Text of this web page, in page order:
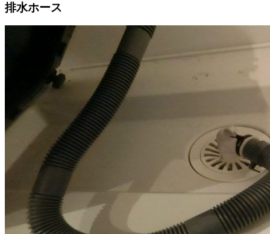
排水ホース